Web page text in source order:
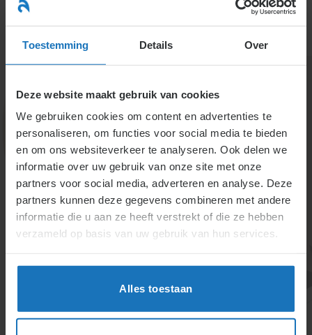
Toestemming Details Over
Deze website maakt gebruik van cookies
We gebruiken cookies om content en advertenties te
personaliseren, om functies voor social media te bieden
en om ons websiteverkeer te analyseren. Ook delen we
informatie over uw gebruik van onze site met onze
partners voor social media, adverteren en analyse. Deze
partners kunnen deze gegevens combineren met andere
informatie die u aan ze heeft verstrekt of die ze hebben
verzameld op basis van uw gebruik van hun services.
Alles toestaan
naar
inhoud
5.1.2.2. Vaststellen uren
(voor overig werk)
ondernemingsraad
Ondernemingsraadleden hebben recht op
vastgestelde uren voor overleg, voorbereiding en
Loon wordt doorbetaald en arbeidsduur kan parttime